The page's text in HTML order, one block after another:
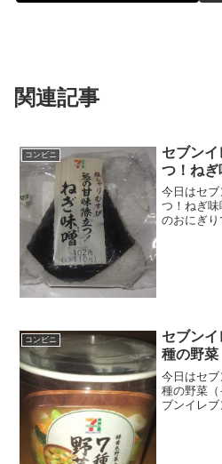
関連記事
コンビニ
セブン
つ！ねぎ
今日はセ
つ！ねぎ
のおにぎ
コンビニ
セブン
種の野菜
今日はセ
種の野菜
ブンイレブ